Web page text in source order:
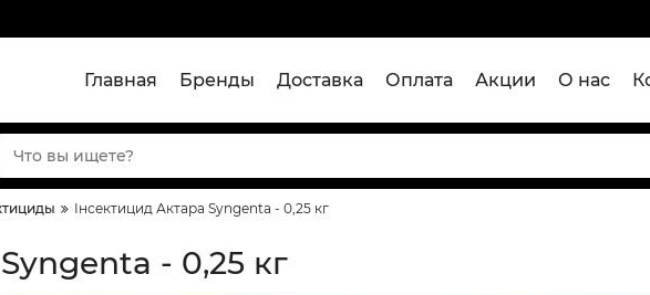
Главная Бренды Доставка Оплата Акции О нас
Інсектицид Актара Syngenta - 0,25 кг
- 0,25 кг